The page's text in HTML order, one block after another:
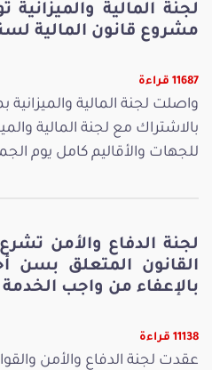
لجنة المالية
مشروع قانون المالية لسنة
11687 قراءة
واصلت لجنة المالية
بالاشتراك مع لجنة المالية
للجهات والأقاليم كامل يوم الجمعة 15 نوفمبر
لجنة الدفاع والأمن
القانون المتعلق بسن
بالإعفاء من واجب الخدمة
11138 قراءة
عقدت لجنة الدفاع والأمن